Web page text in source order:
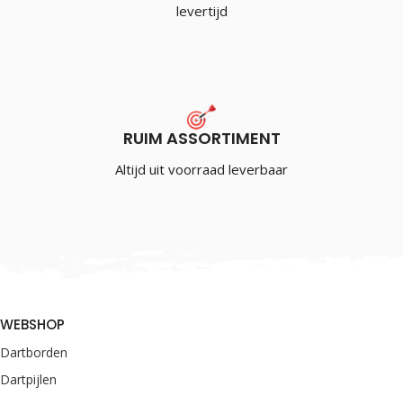
levertijd
RUIM ASSORTIMENT
Altijd uit voorraad leverbaar
WEBSHOP
Dartborden
Dartpijlen